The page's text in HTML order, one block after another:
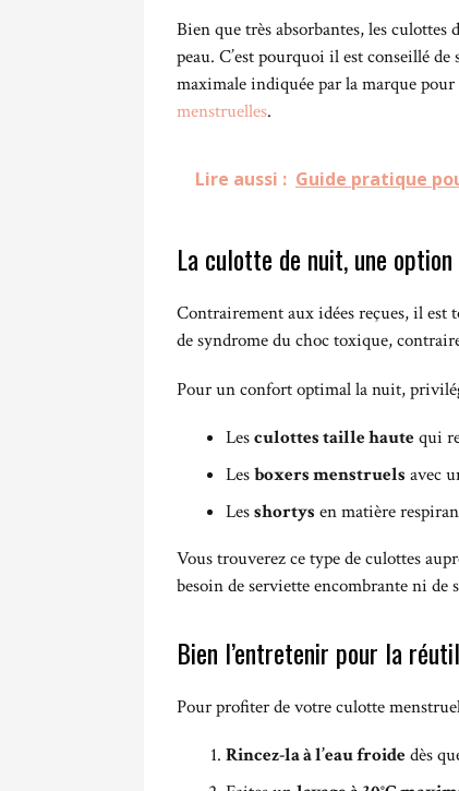
Bien que très absorbantes, les
peau. C’est pourquoi il est conseillé
maximale indiquée par la marque
menstruelles.
Lire aussi : Guide pratique
La culotte de nuit, une
Contrairement aux idées reçues, il
de syndrome du choc toxique,
Pour un confort optimal la nuit,
Lesculottes taille hautequi
Lesboxers menstruels avec
Lesshortys en matière
Vous trouverez ce type de culottes
besoin de serviette encombrante ni
Bien l’entretenir pour la
Pour profiter de votre culotte
Rincez-la à l’eau froidedès